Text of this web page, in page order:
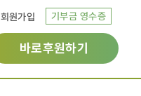
회원가입 기부금 영수증
바로후원하기